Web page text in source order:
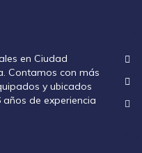
en Ciudad
Contamos con más
y ubicados
de experiencia